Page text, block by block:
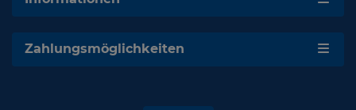
Zahlungsmöglichkeiten